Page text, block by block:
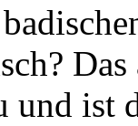
und ist